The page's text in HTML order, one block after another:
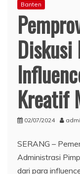
Banten
Diskusi
Kreatif
02/07/2024
SERANG –
Administrasi
dari para